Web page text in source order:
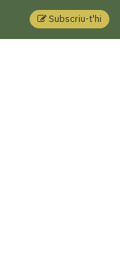
Subscriu-t'hi